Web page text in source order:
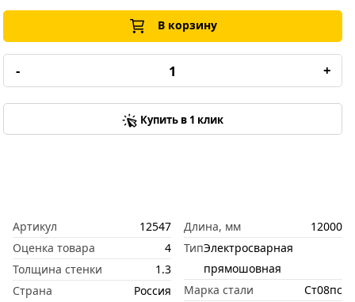
В корзину
- +
Купить в 1 клик
Артикул
12547
Оценка товара
4
Толщина стенки
1.3
Страна
Россия
Длина, мм
12000
ТипЭлектросварная
прямошовная
Марка стали
Ст08пс